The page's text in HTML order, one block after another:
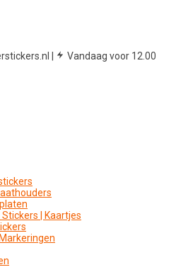
|
Vandaag voor 12.00
| Kaartjes